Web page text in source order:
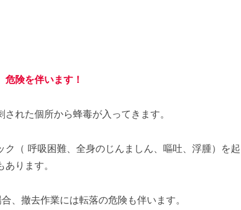
険を伴います！
れた個所から蜂毒が入ってきます。
（ 呼吸困難、全身のじんましん、嘔吐、浮腫）を起
ります。
、撤去作業には転落の危険も伴います。